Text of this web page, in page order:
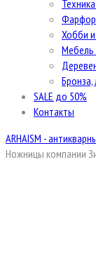
Фарфор
Хобби
Мебель
Бронза,
SALE до 50%
Контакты
ARHAISM -
Ножницы компании